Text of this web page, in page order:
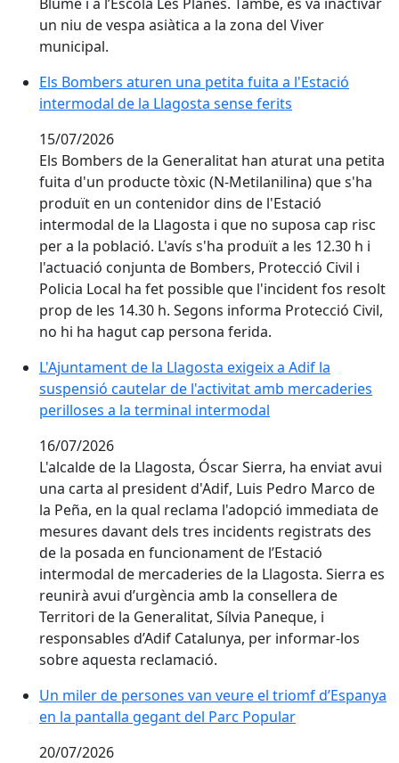
un niu de vespa asiàtica a la zona del Viver
municipal.
Els Bombers aturen una petita fuita a l'Estació
intermodal de la Llagosta sense ferits
15/07/2026
Els Bombers de la Generalitat han aturat una petita
fuita d'un producte tòxic (N-Metilanilina) que s'ha
produït en un contenidor dins de l'Estació
intermodal de la Llagosta i que no suposa cap risc
per a la població. L'avís s'ha produït a les 12.30 h i
l'actuació conjunta de Bombers, Protecció Civil i
Policia Local ha fet possible que l'incident fos resolt
prop de les 14.30 h. Segons informa Protecció Civil,
no hi ha hagut cap persona ferida.
L'Ajuntament de la Llagosta exigeix a Adif la
L'Ajuntament de la Llagosta exigeix a Adif la
suspensió cautelar de l'activitat amb mercaderies
perilloses a la terminal intermodal
16/07/2026
L'alcalde de la Llagosta, Óscar Sierra, ha enviat avui
una carta al president d'Adif, Luis Pedro Marco de
la Peña, en la qual reclama l'adopció immediata de
mesures davant dels tres incidents registrats des
de la posada en funcionament de l’Estació
intermodal de mercaderies de la Llagosta. Sierra es
reunirà avui d’urgència amb la consellera de
Territori de la Generalitat, Sílvia Paneque, i
responsables d’Adif Catalunya, per informar-los
sobre aquesta reclamació.
Un miler de persones van veure el triomf d’Espanya
Un miler de persones van veure el triomf d’Espanya
en la pantalla gegant del Parc Popular
20/07/2026